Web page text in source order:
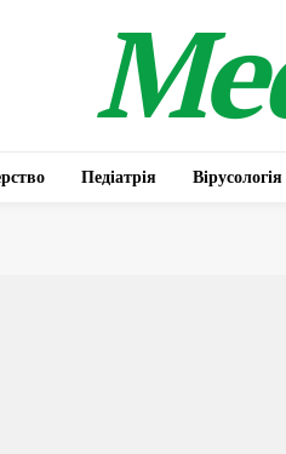
Педіатрія Вірусологія